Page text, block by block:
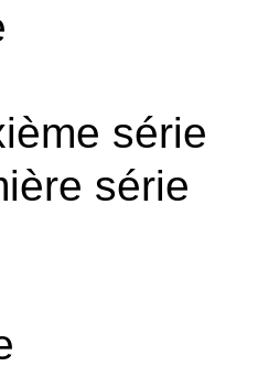
série
série